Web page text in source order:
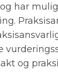
har
og